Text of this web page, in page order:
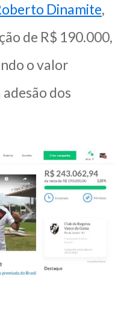
Dinamite,
de R$ 190.000,
o valor
dos